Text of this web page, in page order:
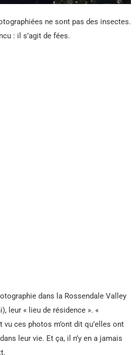
ne sont pas des insectes.
: il s’agit de fées.
dans la Rossendale Valley
leur « lieu de résidence ». «
vu ces photos m’ont dit qu’elles ont
leur vie. Et ça, il n’y en a jamais